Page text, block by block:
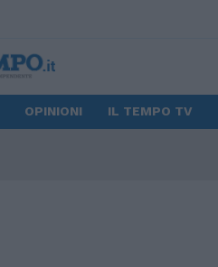
OPINIONI IL TEMPO TV